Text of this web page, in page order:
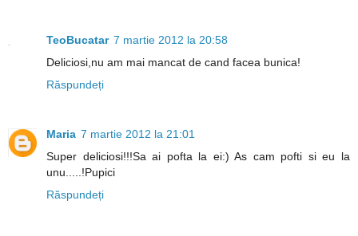
TeoBucatar 7 martie 2012 la 20:58
Deliciosi,nu am mai mancat de cand facea bunica!
Răspundeți
Maria 7 martie 2012 la 21:01
Super deliciosi!!!Sa ai pofta la ei:) As cam pofti si eu la
unu.....!Pupici
Răspundeți